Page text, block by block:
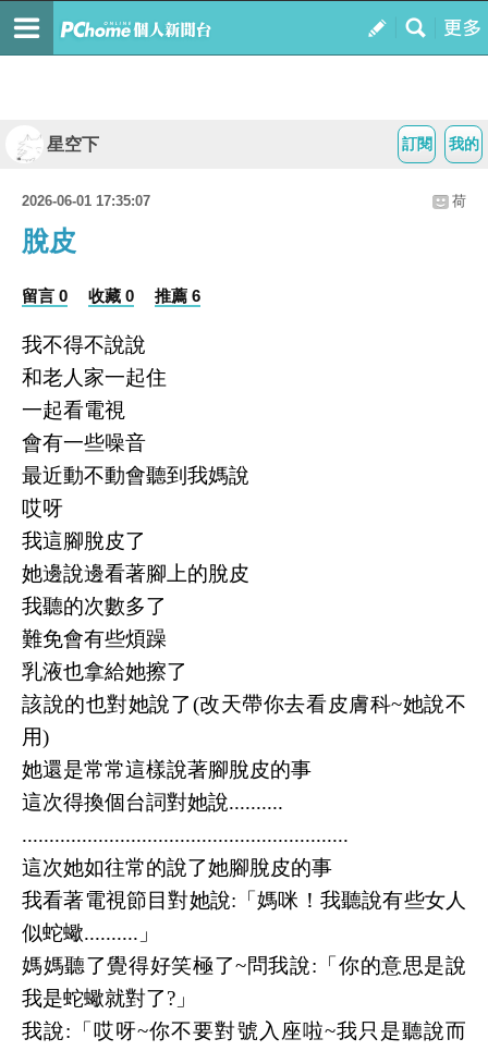
我的
訂閱
星空下
2026-06-01 17:35:07 荷
脫皮
留言 0 收藏 0 推薦 6
我不得不說說
和老人家一起住
一起看電視
會有一些噪音
最近動不動會聽到我媽說
哎呀
我這腳脫皮了
她邊說邊看著腳上的脫皮
我聽的次數多了
難免會有些煩躁
乳液也拿給她擦了
該說的也對她說了(改天帶你去看皮膚科~她說不
用)
她還是常常這樣說著腳脫皮的事
這次得換個台詞對她說..........
............................................................
這次她如往常的說了她腳脫皮的事
我看著電視節目對她說:「媽咪！ 我聽說有些女人
似蛇蠍..........」
媽媽聽了覺得好笑極了~問我說:「你的意思是說
我是蛇蠍就對了?」
我說:「哎呀~你不要對號入座啦~我只是聽說而